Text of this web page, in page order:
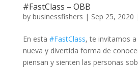
#FastClass – OBB
by businessfishers | Sep 25, 2020 |
En esta #FastClass, te invitamos
nueva y divertida forma de
piensan y sienten las personas